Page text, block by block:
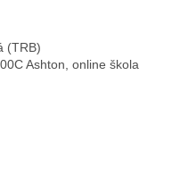
(TRB)
Ashton, online škola